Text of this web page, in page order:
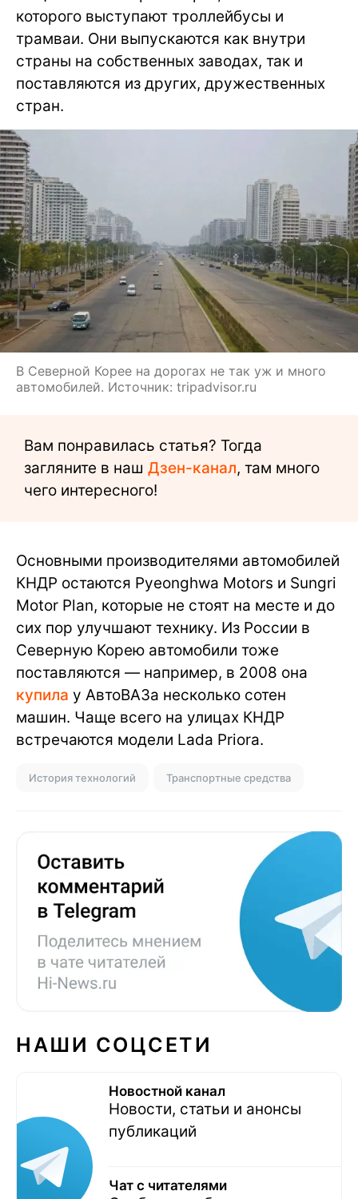
которого выступают троллейбусы и
трамваи. Они выпускаются как внутри
страны на собственных заводах, так и
поставляются из других, дружественных
стран.
В Северной Корее на дорогах не так уж и много
автомобилей. Источник: tripadvisor.ru
Вам понравилась статья? Тогда
загляните в наш Дзен-канал, там много
чего интересного!
Основными производителями автомобилей
КНДР остаются Pyeonghwa Motors и Sungri
Motor Plan, которые не стоят на месте и до
сих пор улучшают технику. Из России в
Северную Корею автомобили тоже
поставляются — например, в 2008 она
купила у АвтоВАЗа несколько сотен
машин. Чаще всего на улицах КНДР
встречаются модели Lada Priora.
История технологий Транспортные средства
НАШИ СОЦСЕТИ
Новостной канал
Новости, статьи и анонсы
публикаций
Чат с читателями